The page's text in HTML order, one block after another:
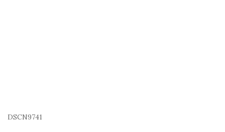
DSCN9741